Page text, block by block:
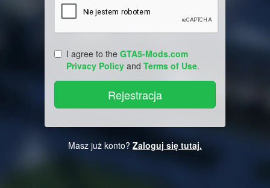
I agree to the GTA5-Mods.com
Privacy Policy and Terms of Use.
Masz już konto? Zaloguj się tutaj.